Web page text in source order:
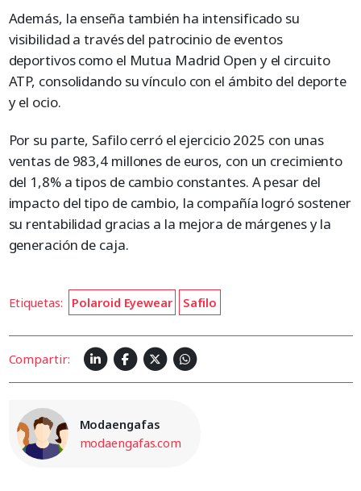
Además, la enseña también ha intensificado su
visibilidad a través del patrocinio de eventos
deportivos como el Mutua Madrid Open y el circuito
ATP, consolidando su vínculo con el ámbito del deporte
y el ocio.
Por su parte, Safilo cerró el ejercicio 2025 con unas
ventas de 983,4 millones de euros, con un crecimiento
del 1,8% a tipos de cambio constantes. A pesar del
impacto del tipo de cambio, la compañía logró sostener
su rentabilidad gracias a la mejora de márgenes y la
generación de caja.
Etiquetas: Polaroid Eyewear Safilo
Compartir:
Modaengafas
modaengafas.com